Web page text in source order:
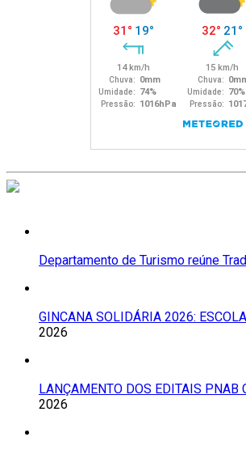
Departamento de Turismo reúne
GINCANA SOLIDÁRIA 2026:
2026
LANÇAMENTO DOS EDITAIS PNAB
2026